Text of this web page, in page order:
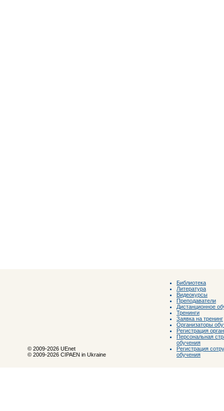
© 2009-2026 UEnet
© 2009-2026 CIPAEN in Ukraine
Библиотека
Литература
Видеокурсы
Преподаватели
Дистанционное
Тренинги
Заявка на тренинг
Организаторы
Регистрация
Персональная
обучения
Регистрация
обучения